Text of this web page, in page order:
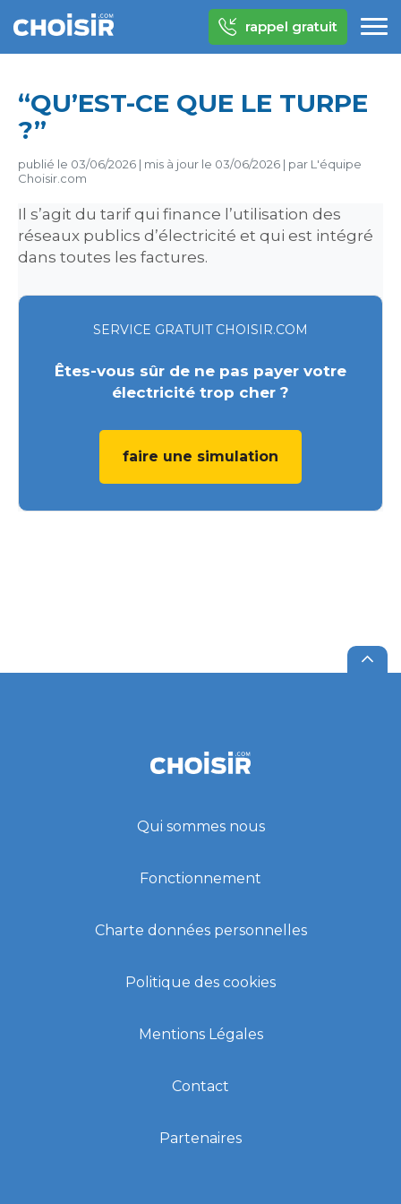
rappel gratuit
“QU’EST-CE QUE LE TURPE
?”
publié le 03/06/2026 | mis à jour le 03/06/2026 | par L'équipe
Choisir.com
Il s’agit du tarif qui finance l’utilisation des
réseaux publics d’électricité et qui est intégré
dans toutes les factures.
SERVICE GRATUIT CHOISIR.COM
Êtes-vous sûr de ne pas payer votre
électricité trop cher ?
faire une simulation
Qui sommes nous
Fonctionnement
Charte données personnelles
Politique des cookies
Mentions Légales
Contact
Partenaires